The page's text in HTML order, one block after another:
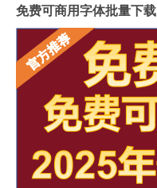
免费可商用字体批量下载